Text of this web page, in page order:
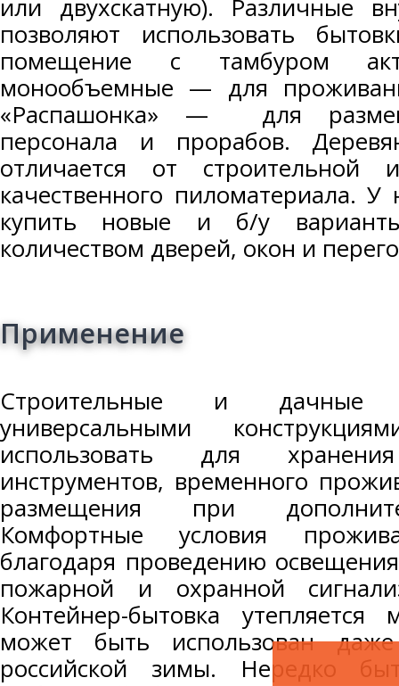
или двухскатную). Различные
позволяют использовать
помещение с тамбуром
монообъемные — для
«Распашонка» — для
персонала и прорабов.
отличается от строительной
качественного пиломатериала.
купить новые и б/у
количеством дверей, окон и
Применение
Строительные и дачные
универсальными
использовать для
инструментов, временного
размещения при
Комфортные условия
благодаря проведению
пожарной и охранной
Контейнер-бытовка
может быть использован
российской зимы. Нередко